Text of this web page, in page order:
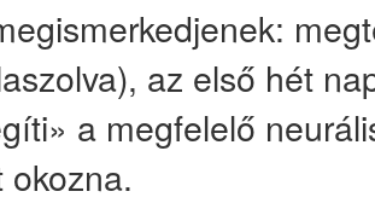
az első hét
a megfelelő